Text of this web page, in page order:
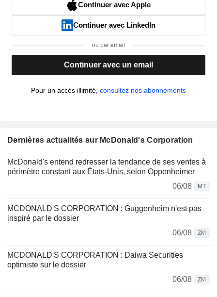
Continuer avec Apple
Continuer avec LinkedIn
ou par email
Continuer avec un email
Pour un accès illimité, consultez nos abonnements
Dernières actualités sur McDonald's Corporation
McDonald's entend redresser la tendance de ses ventes à
périmètre constant aux États-Unis, selon Oppenheimer
06/08
MT
MCDONALD'S CORPORATION : Guggenheim n'est pas
inspiré par le dossier
06/08
ZM
MCDONALD'S CORPORATION : Daiwa Securities
optimiste sur le dossier
06/08
ZM